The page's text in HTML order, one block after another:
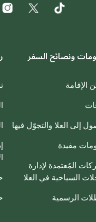
ونصائح السفر
الإقامة
إلى العلا والتجوّل فيها
مفيدة
المُعتمدة لإدارة
السياحية في العلا
الرسمية